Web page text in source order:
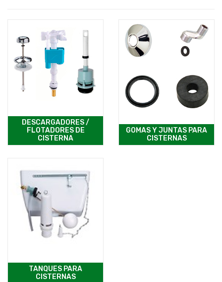
DESCARGADORES /
FLOTADORES DE
CISTERNA
GOMAS Y JUNTAS PARA
CISTERNAS
TANQUES PARA
CISTERNAS